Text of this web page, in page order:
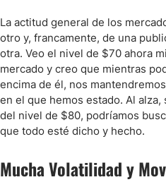
La actitud general de los
otro y, francamente, de una
otra. Veo el nivel de $70 ahora
mercado y creo que mientras
encima de él, nos
en el que hemos estado. Al
del nivel de $80, podríamos
que todo esté dicho y hecho.
Mucha Volatilidad y